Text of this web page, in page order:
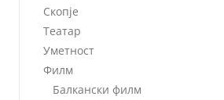
Скопје
Театар
Уметност
Филм
Балкански филм